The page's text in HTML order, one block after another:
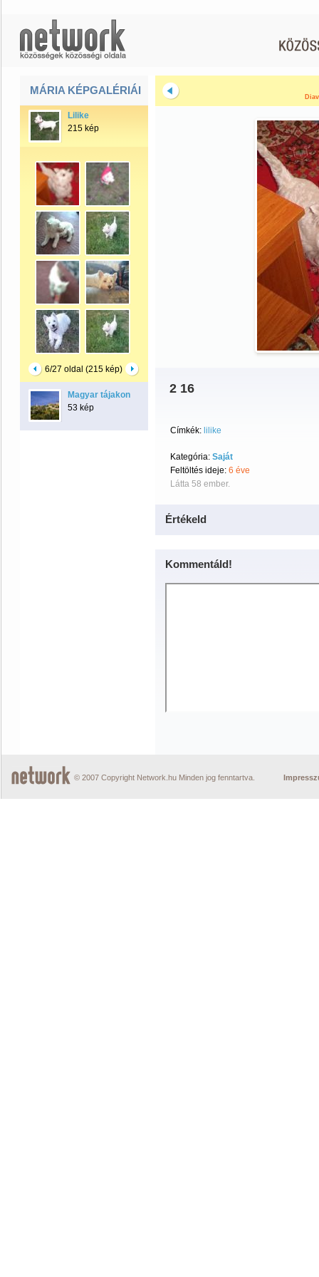
MÁRIA KÉPGALÉRIÁI
Lilike
215 kép
6/27 oldal (215 kép)
Magyar tájakon
53 kép
2 16
Címkék: lilike
Kategória: Saját
Feltöltés ideje: 6 éve
Látta 58 ember.
Értékeld
Kommentáld!
© 2007 Copyright Network.hu Minden jog fenntartva.